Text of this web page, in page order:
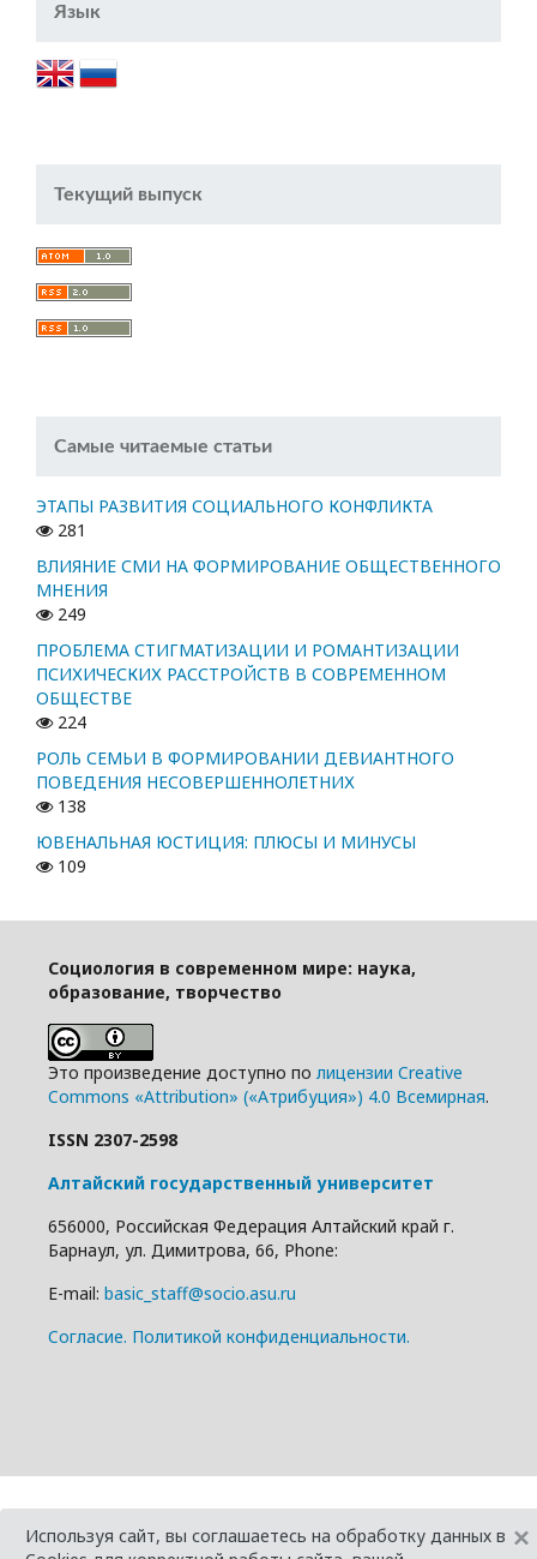
Язык
Текущий выпуск
Самые читаемые статьи
ЭТАПЫ РАЗВИТИЯ СОЦИАЛЬНОГО КОНФЛИКТА
281
ВЛИЯНИЕ СМИ НА ФОРМИРОВАНИЕ ОБЩЕСТВЕННОГО
МНЕНИЯ
249
ПРОБЛЕМА СТИГМАТИЗАЦИИ И РОМАНТИЗАЦИИ
ПСИХИЧЕСКИХ РАССТРОЙСТВ В СОВРЕМЕННОМ
ОБЩЕСТВЕ
224
РОЛЬ СЕМЬИ В ФОРМИРОВАНИИ ДЕВИАНТНОГО
ПОВЕДЕНИЯ НЕСОВЕРШЕННОЛЕТНИХ
138
ЮВЕНАЛЬНАЯ ЮСТИЦИЯ: ПЛЮСЫ И МИНУСЫ
109
Социология в современном мире: наука,
образование, творчество
Это произведение доступно по лицензии Creative
Commons «Attribution» («Атрибуция») 4.0 Всемирная.
ISSN 2307-2598
Алтайский государственный университет
656000, Российская Федерация Алтайский край г.
Барнаул, ул. Димитрова, 66, Phone:
E-mail: basic_staff@socio.asu.ru
Cогласие. Политикой конфиденциальности.
Используя сайт, вы соглашаетесь на обработку данных в ×